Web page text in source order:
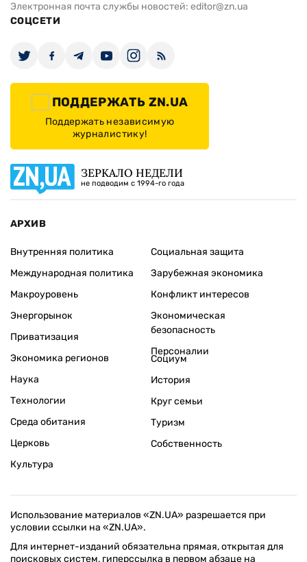
Электронная почта службы новостей: editor@zn.ua
СОЦСЕТИ
ПОДДЕРЖАТЬ ZN.UA
Поддержать независимую
журналистику!
ЗЕРКАЛО НЕДЕЛИ
не подводим с 1994-го года
АРХИВ
Внутренняя политика
Международная политика
Макроуровень
Энергорынок
Приватизация
Экономика регионов
Социальная защита
Зарубежная экономика
Конфликт интересов
Экономическая
безопасность
Персоналии
Наука
Технологии
Среда обитания
Церковь
Культура
Социум
История
Круг семьи
Туризм
Собственность
Использование материалов «ZN.UA» разрешается при
условии ссылки на «ZN.UA».
Для интернет-изданий обязательна прямая, открытая для
поисковых систем, гиперссылка в первом абзаце на